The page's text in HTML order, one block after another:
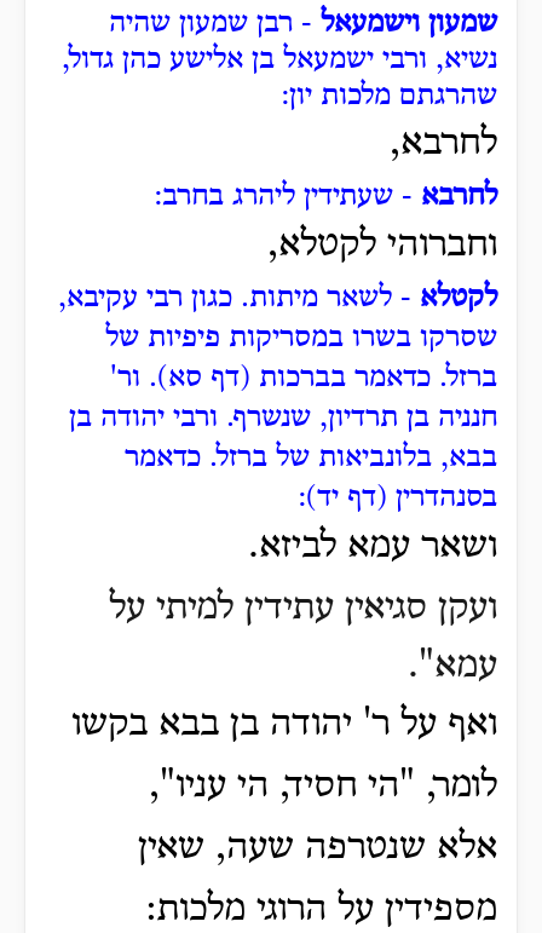
שמעון וישמעאל - רבן שמעון שהיה
נשיא, ורבי ישמעאל בן אלישע כהן גדול,
שהרגתם מלכות יון:
לחרבא,
לחרבא - שעתידין ליהרג בחרב:
וחברוהי לקטלא,
לקטלא - לשאר מיתות. כגון רבי עקיבא,
שסרקו בשרו במסריקות פיפיות של
ברזל. כדאמר בברכות (דף סא). ור'
חנניה בן תרדיון, שנשרף. ורבי יהודה בן
בבא, בלונביאות של ברזל. כדאמר
בסנהדרין (דף יד):
ושאר עמא לביזא.
ועקן סגיאין עתידין למיתי על
עמא".
ואף על ר' יהודה בן בבא בקשו
לומר, "הי חסיד, הי עניו",
אלא שנטרפה שעה, שאין
מספידין על הרוגי מלכות: